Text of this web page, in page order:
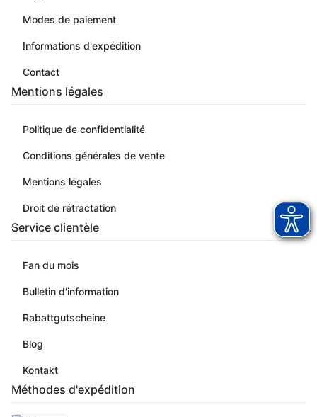
Modes de paiement
Informations d'expédition
Contact
Mentions légales
Politique de confidentialité
Conditions générales de vente
Mentions légales
Droit de rétractation
Service clientèle
Fan du mois
Bulletin d'information
Rabattgutscheine
Blog
Kontakt
Méthodes d'expédition